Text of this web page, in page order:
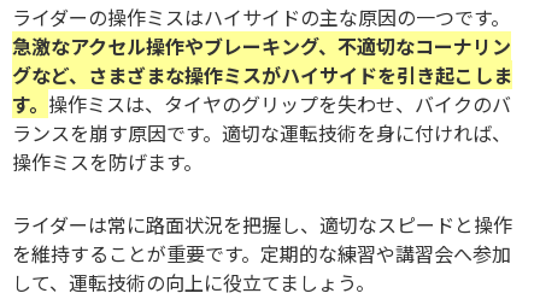
ライダーの操作ミスはハイサイドの主な原因の一つです。
急激なアクセル操作やブレーキング、不適切なコーナリン
グなど、さまざまな操作ミスがハイサイドを引き起こしま
す。 操作ミスは、タイヤのグリップを失わせ、バイクのバ
ランスを崩す原因です。適切な運転技術を身に付ければ、
操作ミスを防げます。
ライダーは常に路面状況を把握し、適切なスピードと操作
を維持することが重要です。定期的な練習や講習会へ参加
して、運転技術の向上に役立てましょう。